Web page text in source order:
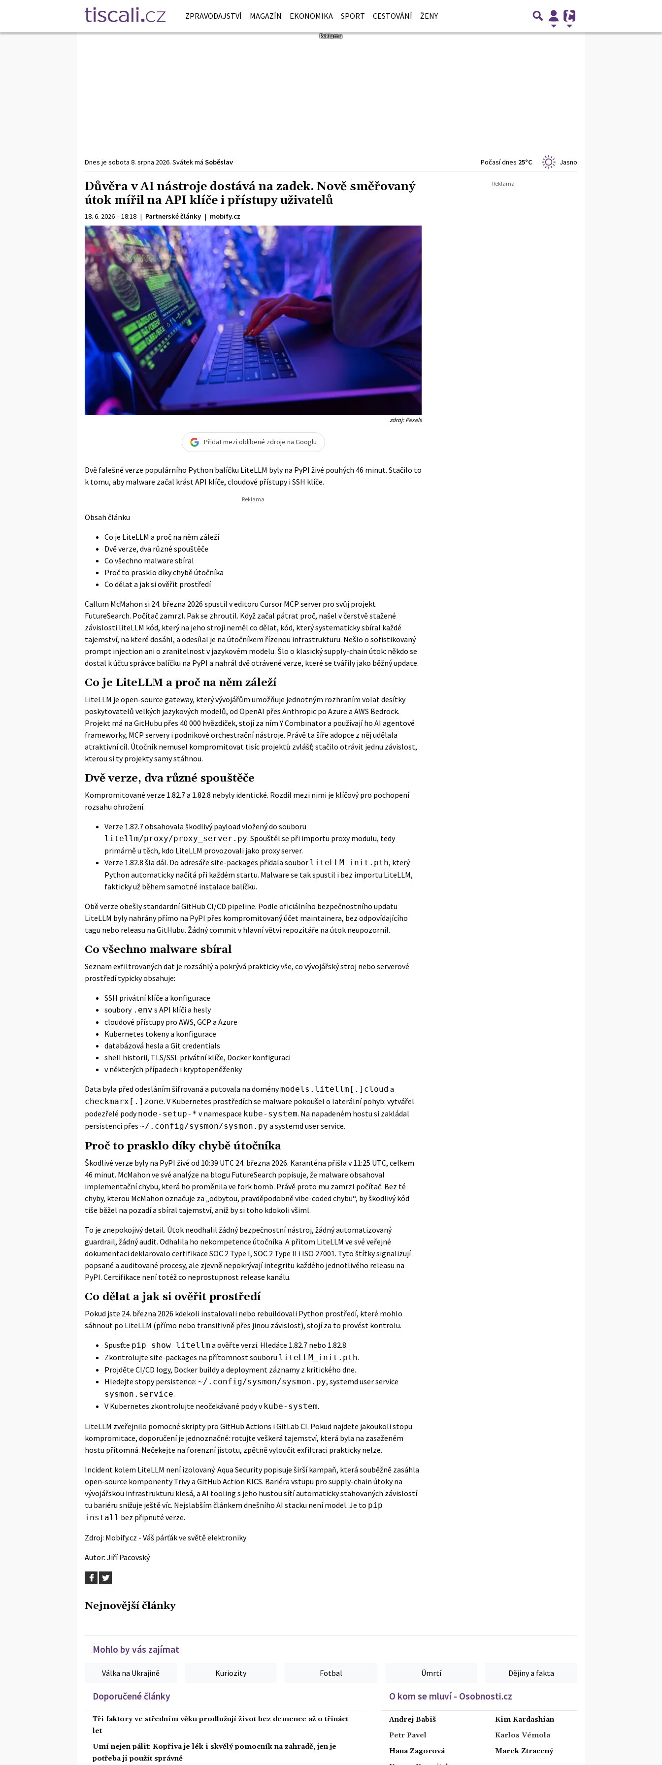
ZPRAVODAJSTVÍ MAGAZÍN EKONOMIKA SPORT CESTOVÁNÍ ŽENY
Dnes je sobota 8. srpna 2026. Svátek má Soběslav Počasí dnes 25°C Jasno
Důvěra v AI nástroje dostává na zadek. Nově směřovaný
útok mířil na API klíče i přístupy uživatelů
18. 6. 2026 – 18:18 | Partnerské články | mobify.cz
zdroj: Pexels
Přidat mezi oblíbené zdroje na Googlu
Dvě falešné verze populárního Python balíčku LiteLLM byly na PyPI živé pouhých 46 minut. Stačilo to
k tomu, aby malware začal krást API klíče, cloudové přístupy i SSH klíče.
Obsah článku
Co je LiteLLM a proč na něm záleží
Dvě verze, dva různé spouštěče
Co všechno malware sbíral
Proč to prasklo díky chybě útočníka
Co dělat a jak si ověřit prostředí
Callum McMahon si 24. března 2026 spustil v editoru Cursor MCP server pro svůj projekt
FutureSearch. Počítač zamrzl. Pak se zhroutil. Když začal pátrat proč, našel v čerstvě stažené
závislosti liteLLM kód, který na jeho stroji neměl co dělat, kód, který systematicky sbíral každé
tajemství, na které dosáhl, a odesílal je na útočníkem řízenou infrastrukturu. Nešlo o sofistikovaný
prompt injection ani o zranitelnost v jazykovém modelu. Šlo o klasický supply-chain útok: někdo se
dostal k účtu správce balíčku na PyPI a nahrál dvě otrávené verze, které se tvářily jako běžný update.
Co je LiteLLM a proč na něm záleží
LiteLLM je open-source gateway, který vývojářům umožňuje jednotným rozhraním volat desítky
poskytovatelů velkých jazykových modelů, od OpenAI přes Anthropic po Azure a AWS Bedrock.
Projekt má na GitHubu přes 40 000 hvězdiček, stojí za ním Y Combinator a používají ho AI agentové
frameworky, MCP servery i podnikové orchestrační nástroje. Právě ta šíře adopce z něj udělala
atraktivní cíl. Útočník nemusel kompromitovat tisíc projektů zvlášť; stačilo otrávit jednu závislost,
kterou si ty projekty samy stáhnou.
Dvě verze, dva různé spouštěče
Kompromitované verze 1.82.7 a 1.82.8 nebyly identické. Rozdíl mezi nimi je klíčový pro pochopení
rozsahu ohrožení.
Verze 1.82.7 obsahovala škodlivý payload vložený do souboru
litellm/proxy/proxy_server.py. Spouštěl se při importu proxy modulu, tedy
primárně u těch, kdo LiteLLM provozovali jako proxy server.
Verze 1.82.8 šla dál. Do adresáře site-packages přidala soubor liteLLM_init.pth, který
Python automaticky načítá při každém startu. Malware se tak spustil i bez importu LiteLLM,
fakticky už během samotné instalace balíčku.
Obě verze obešly standardní GitHub CI/CD pipeline. Podle oficiálního bezpečnostního updatu
LiteLLM byly nahrány přímo na PyPI přes kompromitovaný účet maintainera, bez odpovídajícího
tagu nebo releasu na GitHubu. Žádný commit v hlavní větvi repozitáře na útok neupozornil.
Co všechno malware sbíral
Seznam exfiltrovaných dat je rozsáhlý a pokrývá prakticky vše, co vývojářský stroj nebo serverové
prostředí typicky obsahuje:
SSH privátní klíče a konfigurace
soubory .env s API klíči a hesly
cloudové přístupy pro AWS, GCP a Azure
Kubernetes tokeny a konfigurace
databázová hesla a Git credentials
shell historii, TLS/SSL privátní klíče, Docker konfiguraci
v některých případech i kryptopeněženky
Data byla před odesláním šifrovaná a putovala na doménymodels.litellm[.]cloud a
checkmarx[.]zone. V Kubernetes prostředích se malware pokoušel o laterální pohyb: vytvářel
podezřelé podynode-setup-* v namespace kube-system. Na napadeném hostu si zakládal
persistenci přes ~/.config/sysmon/sysmon.py a systemd user service.
Proč to prasklo díky chybě útočníka
Škodlivé verze byly na PyPI živé od 10:39 UTC 24. března 2026. Karanténa přišla v 11:25 UTC, celkem
46 minut. McMahon ve své analýze na blogu FutureSearch popisuje, že malware obsahoval
implementační chybu, která ho proměnila ve fork bomb. Právě proto mu zamrzl počítač. Bez té
chyby, kterou McMahon označuje za „odbytou, pravděpodobně vibe-coded chybu“, by škodlivý kód
tiše běžel na pozadí a sbíral tajemství, aniž by si toho kdokoli všiml.
To je znepokojivý detail. Útok neodhalil žádný bezpečnostní nástroj, žádný automatizovaný
guardrail, žádný audit. Odhalila ho nekompetence útočníka. A přitom LiteLLM ve své veřejné
dokumentaci deklarovalo certifikace SOC 2 Type I, SOC 2 Type II i ISO 27001. Tyto štítky signalizují
popsané a auditované procesy, ale zjevně nepokrývají integritu každého jednotlivého releasu na
PyPI. Certifikace není totéž co neprostupnost release kanálu.
Co dělat a jak si ověřit prostředí
Pokud jste 24. března 2026 kdekoli instalovali nebo rebuildovali Python prostředí, které mohlo
sáhnout po LiteLLM (přímo nebo transitivně přes jinou závislost), stojí za to provést kontrolu.
Spusťte pip show litellm a ověřte verzi. Hledáte 1.82.7 nebo 1.82.8.
Zkontrolujte site-packages na přítomnost souboru liteLLM_init.pth.
Projděte CI/CD logy, Docker buildy a deployment záznamy z kritického dne.
Hledejte stopy persistence: ~/.config/sysmon/sysmon.py, systemd user service
sysmon.service.
V Kubernetes zkontrolujte neočekávané pody vkube-system.
LiteLLM zveřejnilo pomocné skripty pro GitHub Actions i GitLab CI. Pokud najdete jakoukoli stopu
kompromitace, doporučení je jednoznačné: rotujte veškerá tajemství, která byla na zasaženém
hostu přítomná. Nečekejte na forenzní jistotu, zpětně vyloučit exfiltraci prakticky nelze.
Incident kolem LiteLLM není izolovaný. Aqua Securitypopisuje širší kampaň, která souběžně zasáhla
open-source komponenty Trivy a GitHub Action KICS. Bariéra vstupu pro supply-chain útoky na
vývojářskou infrastrukturu klesá, a AI tooling s jeho hustou sítí automaticky stahovaných závislostí
tu bariéru snižuje ještě víc. Nejslabším článkem dnešního AI stacku není model. Je to pip
install bez připnuté verze.
Zdroj: Mobify.cz - Váš párťák ve světě elektroniky
Autor: Jiří Pacovský
Nejnovější články
Mohlo by vás zajímat
Válka na Ukrajině Kuriozity Fotbal Úmrtí Dějiny a fakta
Doporučené články
Tři faktory ve středním věku prodlužují život bez demence až o třináct
let
Umí nejen pálit: Kopřiva je lék i skvělý pomocník na zahradě, jen je
potřeba ji použít správně
O kom se mluví - Osobnosti.cz
Andrej Babiš
Petr Pavel
Hana Zagorová
Kim Kardashian
Karlos Vémola
Marek Ztracený